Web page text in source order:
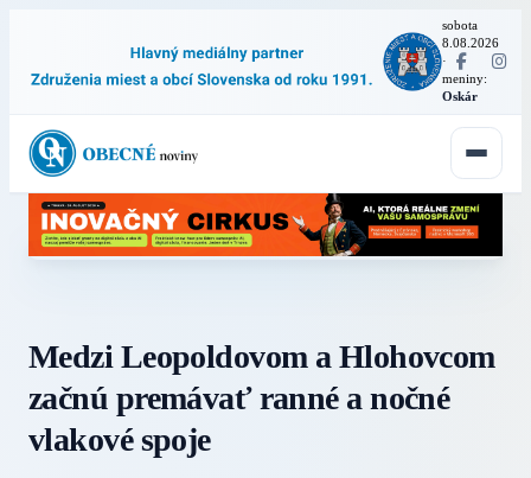
sobota
8.08.2026
·
meniny:
Oskár
Medzi Leopoldovom a Hlohovcom
začnú premávať ranné a nočné
vlakové spoje